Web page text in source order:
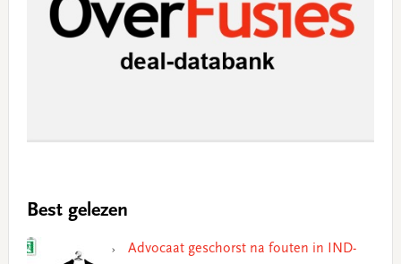
Best gelezen
Advocaat geschorst na fouten in IND-